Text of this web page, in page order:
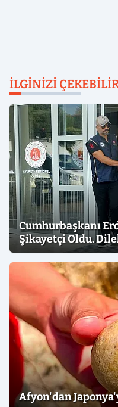
İLGINIZI
Cumhurbaşkanı
Şikayetçi Oldu.
İfadeler
Afyon'dan